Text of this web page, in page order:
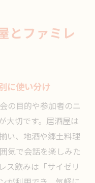
とファミレ
に使い分け
の目的や参加者のニ
大切です。居酒屋は
い、地酒や郷土料理
気で会話を楽しみた
ス飲みは「サイゼリ